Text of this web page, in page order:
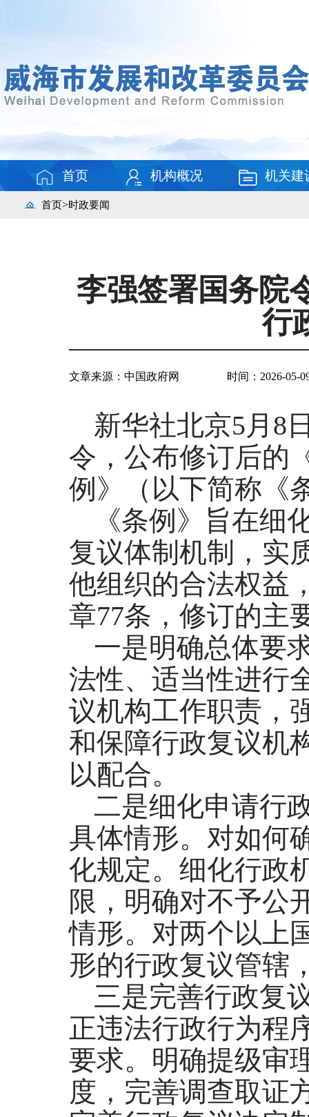
首页 机构概况 机关建
首页>时政要闻
李强签署国务院
行
文章来源： 中国政府网 时间：2026-05-
新华社北京5月8
令，公布修订后的
例》（以下简称《
《条例》旨在细
复议体制机制，实
他组织的合法权益
章77条，修订的主
一是明确总体要
法性、适当性进行
议机构工作职责，
和保障行政复议机
以配合。
二是细化申请行
具体情形。对如何
化规定。细化行政
限，明确对不予公
情形。对两个以上
形的行政复议管辖
三是完善行政复
正违法行政行为程
要求。明确提级审
度，完善调查取证